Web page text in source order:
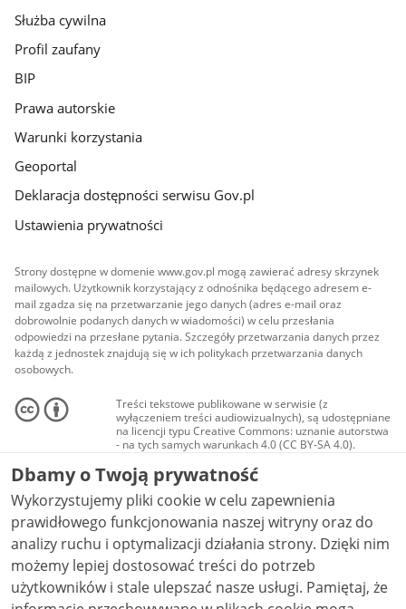
Służba cywilna
Profil zaufany
BIP
Prawa autorskie
Warunki korzystania
Geoportal
Deklaracja dostępności serwisu Gov.pl
Ustawienia prywatności
Strony dostępne w domenie www.gov.pl mogą zawierać adresy skrzynek
mailowych. Użytkownik korzystający z odnośnika będącego adresem e-
mail zgadza się na przetwarzanie jego danych (adres e-mail oraz
dobrowolnie podanych danych w wiadomości) w celu przesłania
odpowiedzi na przesłane pytania. Szczegóły przetwarzania danych przez
każdą z jednostek znajdują się w ich politykach przetwarzania danych
osobowych.
Treści tekstowe publikowane w serwisie (z
wyłączeniem treści audiowizualnych), są udostępniane
na licencji typu Creative Commons: uznanie autorstwa
- na tych samych warunkach 4.0 (CC BY-SA 4.0).
Materiały audiowizualne, w tym zdjęcia, materiały
audio i wideo, są udostępniane na licencji typu
Creative Commons: uznanie autorstwa użycie
niekomercyjne - bez utworów zależnych 4.0 (CC BY-
NC-ND 4.0), o ile nie jest to stwierdzone inaczej.
Dbamy o Twoją prywatność
Wykorzystujemy pliki cookie w celu zapewnienia
prawidłowego funkcjonowania naszej witryny oraz do
analizy ruchu i optymalizacji działania strony. Dzięki nim
możemy lepiej dostosować treści do potrzeb
użytkowników i stale ulepszać nasze usługi. Pamiętaj, że